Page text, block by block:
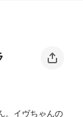
。イヴちゃんの